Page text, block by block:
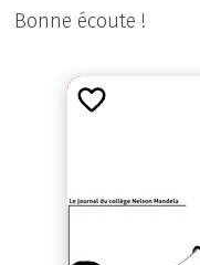
Bonne écoute !